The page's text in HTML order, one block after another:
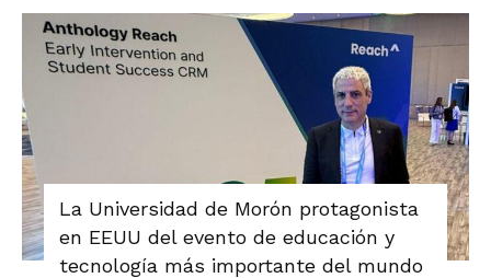
La Universidad de Morón protagonista
en EEUU del evento de educación y
tecnología más importante del mundo